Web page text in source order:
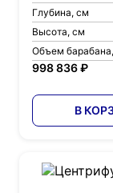
Глубина, см
Высота, см
Объем
998 836 ₽
В